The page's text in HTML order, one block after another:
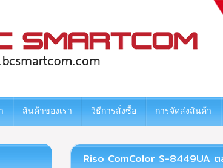
สินค้าของเรา วิธีการสั่งซื้อ การจัดส่งสินค้า
Riso ComColor S-8449UA ต